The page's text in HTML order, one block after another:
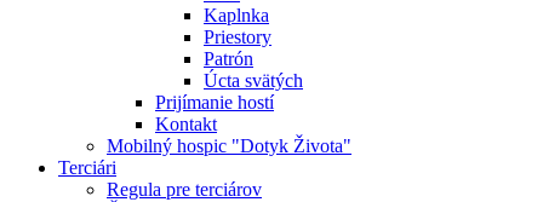
Kaplnka
Priestory
Patrón
Úcta svätých
Prijímanie hostí
Kontakt
Mobilný hospic "Dotyk Života"
Terciári
Regula pre terciárov